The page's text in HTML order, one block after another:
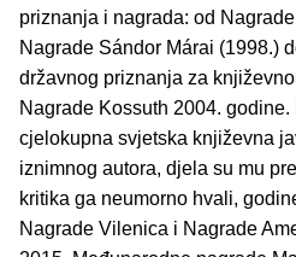
priznanja i nagrada: od
Nagrade Sándor Márai (1998.)
državnog priznanja za
Nagrade Kossuth 2004.
cjelokupna svjetska književna
iznimnog autora, djela su mu
kritika ga neumorno hvali,
Nagrade Vilenica i Nagrade